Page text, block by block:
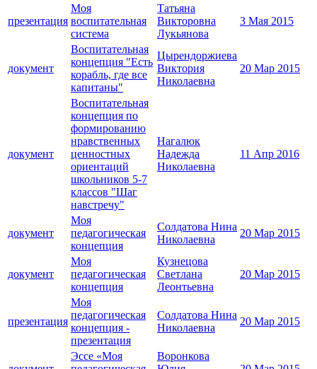
презентация
Моя
воспитательная
система
Татьяна
Викторовна
Лукьянова
3 Мая 2015
документ
Воспитательная
концепция "Есть
корабль, где все
капитаны"
Цырендоржиева
Виктория
Николаевна
20 Мар 2015
документ
Воспитательная
концепция по
формированию
нравственных
ценностных
ориентаций
школьников 5-7
классов "Шаг
навстречу"
Нагалюк
Надежда
Николаевна
11 Апр 2016
документ
Моя
педагогическая
концепция
Солдатова Нина
Николаевна
20 Мар 2015
документ
Моя
педагогическая
концепция
Кузнецова
Светлана
Леонтьевна
20 Мар 2015
презентация
Моя
педагогическая
концепция -
презентация
Солдатова Нина
Николаевна
20 Мар 2015
Эссе «Моя
Воронкова